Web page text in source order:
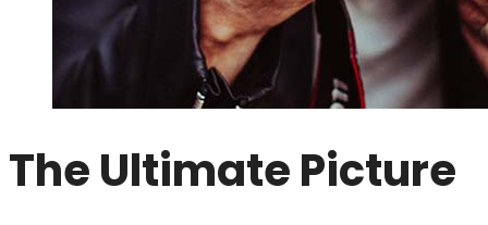
The Ultimate Picture